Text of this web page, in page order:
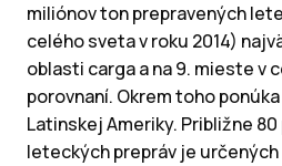
miliónov ton prepravených
celého sveta v roku 2014)
oblasti carga a na 9. mieste v
porovnaní. Okrem toho
Latinskej Ameriky. Približne
leteckých prepráv je